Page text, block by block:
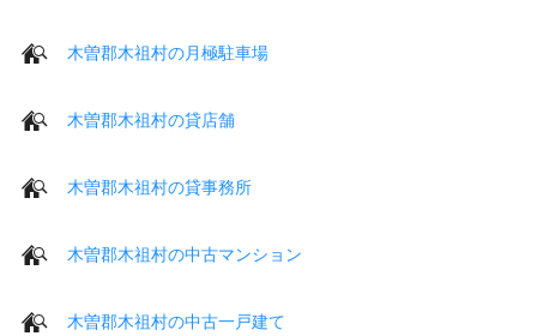
木曽郡木祖村の月極駐車場
木曽郡木祖村の貸店舗
木曽郡木祖村の貸事務所
木曽郡木祖村の中古マンション
木曽郡木祖村の中古一戸建て